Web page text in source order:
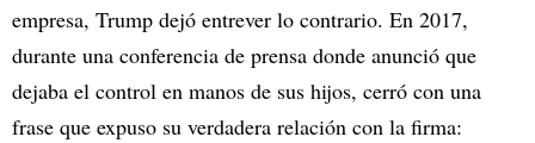
empresa, Trump dejó entrever lo contrario. En 2017,
durante una conferencia de prensa donde anunció que
dejaba el control en manos de sus hijos, cerró con una
frase que expuso su verdadera relación con la firma: